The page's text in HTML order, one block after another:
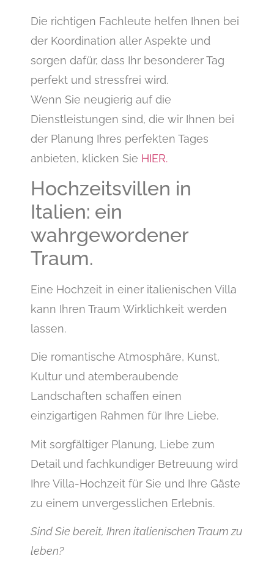
Die richtigen Fachleute helfen Ihnen bei
der Koordination aller Aspekte und
sorgen dafür, dass Ihr besonderer Tag
perfekt und stressfrei wird.
Wenn Sie neugierig auf die
Dienstleistungen sind, die wir Ihnen bei
der Planung Ihres perfekten Tages
anbieten, klicken Sie HIER.
Hochzeitsvillen in
Italien: ein
wahrgewordener
Traum.
Eine Hochzeit in einer italienischen Villa
kann Ihren Traum Wirklichkeit werden
lassen.
Die romantische Atmosphäre, Kunst,
Kultur und atemberaubende
Landschaften schaffen einen
einzigartigen Rahmen für Ihre Liebe.
Mit sorgfältiger Planung, Liebe zum
Detail und fachkundiger Betreuung wird
Ihre Villa-Hochzeit für Sie und Ihre Gäste
zu einem unvergesslichen Erlebnis.
Sind Sie bereit, Ihren italienischen Traum zu
leben?